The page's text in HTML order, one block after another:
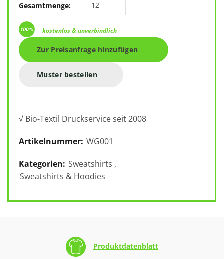
Gesamtmenge:
kostenlos & unverbindlich
Muster bestellen
√ Bio-Textil Druckservice seit 2008
Artikelnummer: WG001
Kategorien: Sweatshirts ,
Sweatshirts & Hoodies
Produktdatenblatt